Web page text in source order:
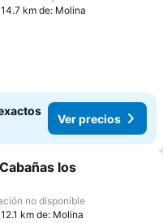
km de: Molina
Ver precios
a favoritos
los
no disponible
km de: Molina